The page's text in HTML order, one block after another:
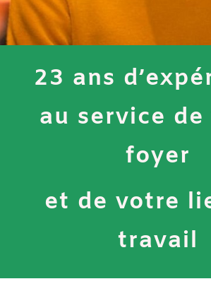
23 ans
au service
foyer
et de votre
travail